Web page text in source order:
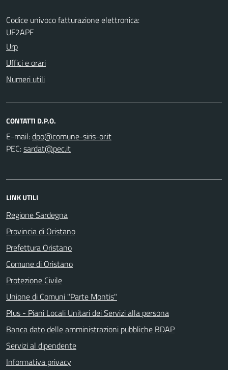
Codice univoco fatturazione elettronica:
UF2APF
Urp
Uffici e orari
Numeri utili
CONTATTI D.P.O.
E-mail:
PEC:
LINK UTILI
Regione Sardegna
Provincia di Oristano
Prefettura Oristano
Comune di Oristano
Protezione Civile
Unione di Comuni "Parte Montis"
Plus - Piani Locali Unitari dei Servizi alla persona
Banca dato delle amministrazioni pubbliche BDAP
Servizi al dipendente
Informativa privacy